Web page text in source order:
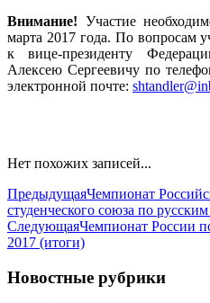
Внимание! Участие
марта 2017 года. По вопросам
к вице-президенту
Алексею Сергеевичу по
электронной почте:
Нет похожих записей...
ПредыдущаяЧемпионат
студенческого союза по
СледующаяЧемпионат России
2017 (итоги)
Новостные рубрики